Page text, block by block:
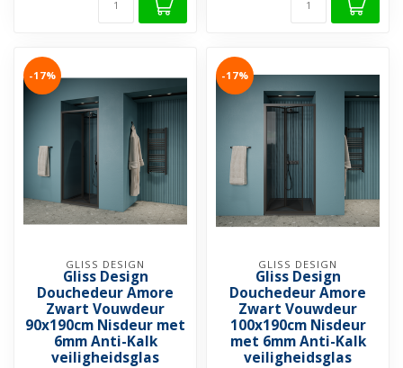
-17%
GLISS DESIGN
Gliss Design
Douchedeur Amore
Zwart Vouwdeur
90x190cm Nisdeur met
6mm Anti-Kalk
veiligheidsglas
-17%
GLISS DESIGN
Gliss Design
Douchedeur Amore
Zwart Vouwdeur
100x190cm Nisdeur
met 6mm Anti-Kalk
veiligheidsglas